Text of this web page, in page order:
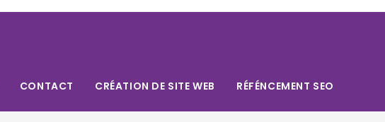
CONTACT CRÉATION DE SITE WEB RÉFÉNCEMENT SEO